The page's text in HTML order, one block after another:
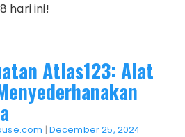
hari ini!
Atlas123: Alat
| December 25, 2024